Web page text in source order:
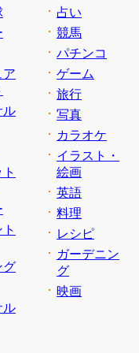
ア
ル
グ
ル
占い
競馬
パチンコ
ゲーム
旅行
写真
カラオケ
イラスト・
絵画
英語
料理
レシピ
ガーデニン
グ
映画